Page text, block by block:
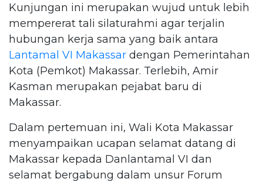
Kunjungan ini merupakan wujud untuk lebih
mempererat tali silaturahmi agar terjalin
hubungan kerja sama yang baik antara
Lantamal VI Makassar dengan Pemerintahan
Kota (Pemkot) Makassar. Terlebih, Amir
Kasman merupakan pejabat baru di
Makassar.
Dalam pertemuan ini, Wali Kota Makassar
menyampaikan ucapan selamat datang di
Makassar kepada Danlantamal VI dan
selamat bergabung dalam unsur Forum